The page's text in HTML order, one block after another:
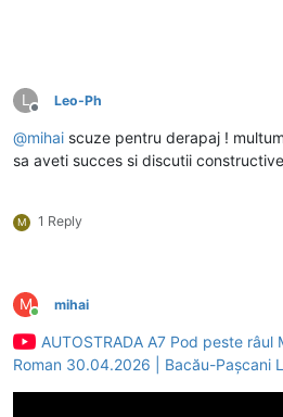
L
Deconectat
Leo-Ph
@mihai scuze pentru derapaj !
sa aveti succes si discutii
M 1 Reply
M
Conectat
mihai
AUTOSTRADA A7 Pod peste
Roman 30.04.2026 | Bacău-Pașcani